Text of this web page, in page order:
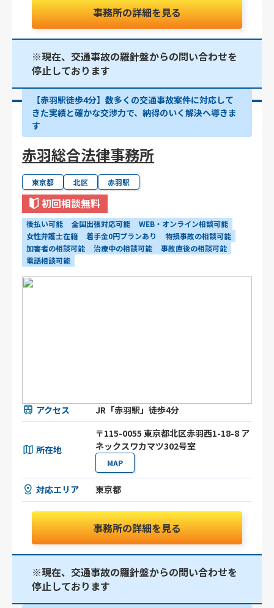
事務所の詳細を見る
※現在、交通事故の羅針盤からの問い合わせを
停止しております
【赤羽駅徒歩4分】数多くの交通事故案件に対応して
きた実績と確かな交渉力で、納得のいく解決へ導きま
す
赤羽総合法律事務所
東京都 北区 赤羽駅
初回相談無料
後払い可能 全国出張対応可能
WEB・オンライン相談可能
女性弁護士在籍
着手金0円プランあり
物損事故の相談可能
加害者の相談可能
治療中の相談可能
事故直後の相談可能
電話相談可能
アクセス JR「赤羽駅」徒歩4分
所在地
〒115-0055 東京都北区赤羽西1-18-8 ア
ネックスワカマツ302号室
MAP
対応エリア 東京都
事務所の詳細を見る
※現在、交通事故の羅針盤からの問い合わせを
停止しております